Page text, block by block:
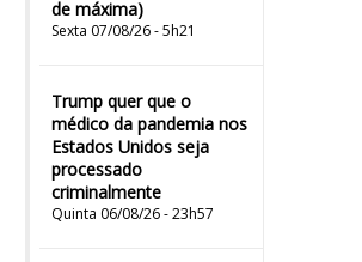
de máxima)
Sexta 07/08/26 - 5h21
Trump quer que o
médico da pandemia nos
Estados Unidos seja
processado
criminalmente
Quinta 06/08/26 - 23h57